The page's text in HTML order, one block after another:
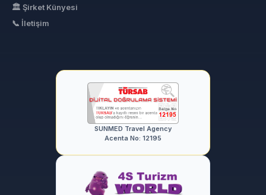
🏛 Şirket Künyesi
📞 İletişim
SUNMED Travel Agency
Acenta No: 12195